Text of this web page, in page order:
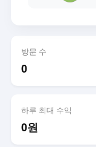
방문 수
0
하루 최대 수익
0원